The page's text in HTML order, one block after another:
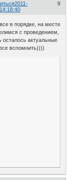
9
2011-
в порядке, на месте
с проведением,
осталось актуальные
вспомнить))))